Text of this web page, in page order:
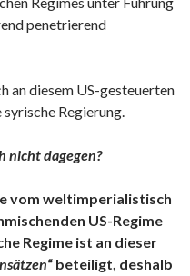
penetrierend
an diesem US-gesteuerten
Regierung.
nicht dagegen?
vom weltimperialistisch
US-Regime
Regime ist an dieser
“ beteiligt, deshalb